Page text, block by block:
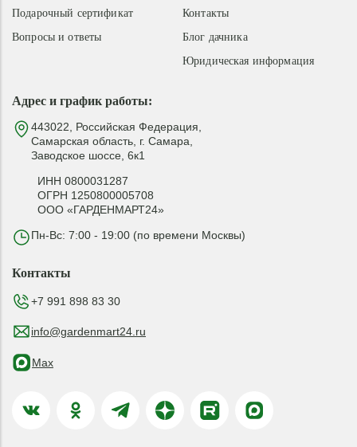
Адрес и график работы:
443022, Российская Федерация,
Самарская область, г. Самара,
Заводское шоссе, 6к1
ИНН 0800031287
ОГРН 1250800005708
ООО «ГАРДЕНМАРТ24»
Пн-Вс: 7:00 - 19:00 (по времени Москвы)
Контакты
Блог дачника
Юридическая информация
Подарочный сертификат
Вопросы и ответы
Контакты
+7 991 898 83 30
info@gardenmart24.ru
Max